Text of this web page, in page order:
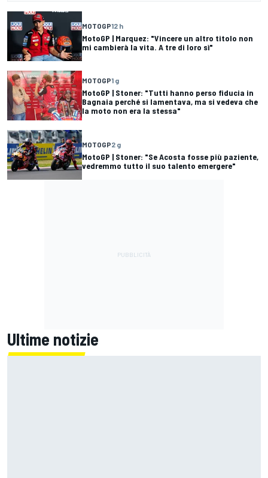
MOTOGP12 h
MotoGP | Marquez: "Vincere un altro titolo non
mi cambierà la vita. A tre di loro sì"
MOTOGP1 g
MotoGP | Stoner: "Tutti hanno perso fiducia in
Bagnaia perché si lamentava, ma si vedeva che
la moto non era la stessa"
MOTOGP2 g
MotoGP | Stoner: "Se Acosta fosse più paziente,
vedremmo tutto il suo talento emergere"
Ultime notizie